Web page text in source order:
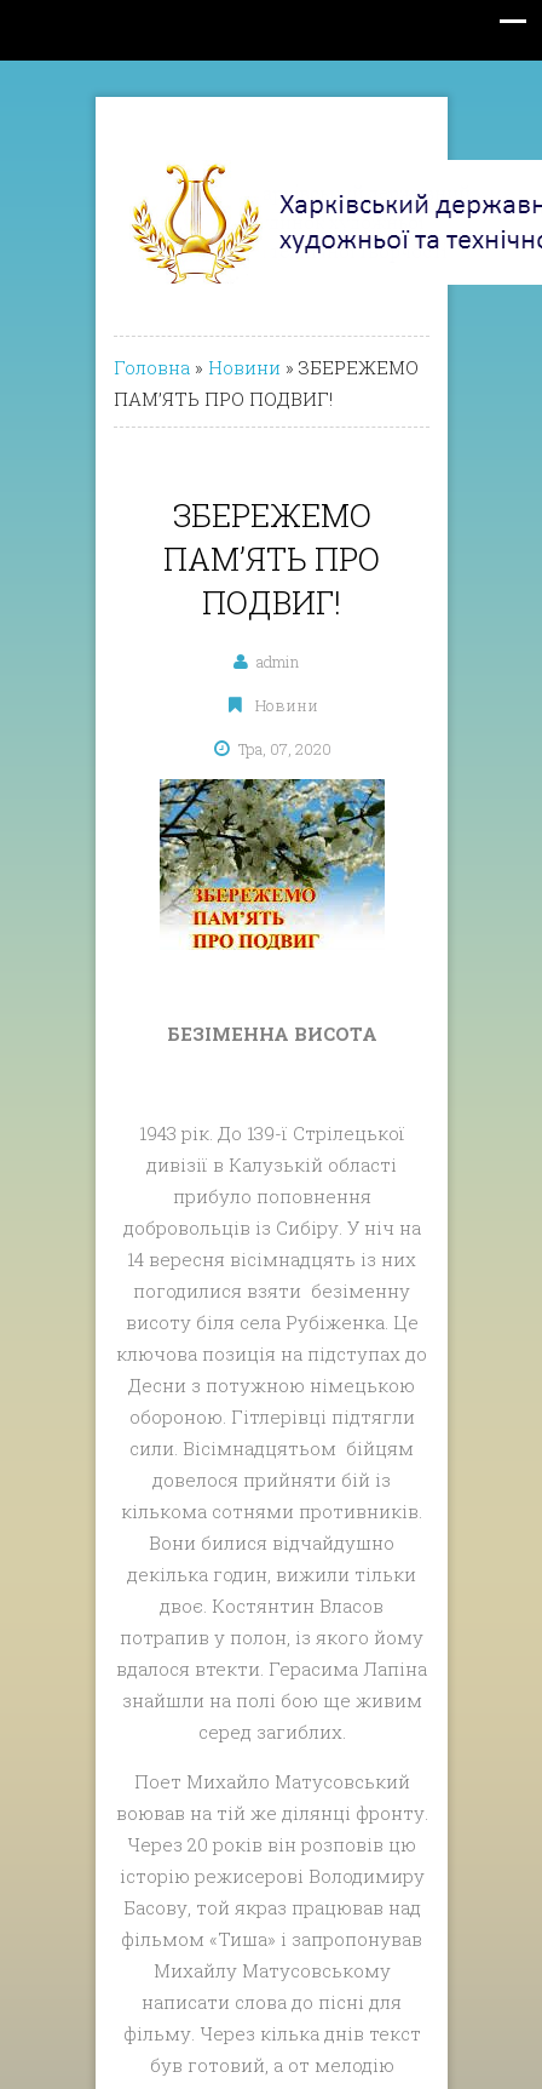
Головна » Новини » ЗБЕРЕЖЕМО
ПАМ’ЯТЬ ПРО ПОДВИГ!
ЗБЕРЕЖЕМО
ПАМ’ЯТЬ ПРО
ПОДВИГ!
admin
Новини
Тра, 07, 2020
БЕЗІМЕННА ВИСОТА
1943 рік. До 139-ї Стрілецької
дивізії в Калузькій області
прибуло поповнення
добровольців із Сибіру. У ніч на
14 вересня вісімнадцять із них
погодилися взяти безіменну
висоту біля села Рубіженка. Це
ключова позиція на підступах до
Десни з потужною німецькою
обороною. Гітлерівці підтягли
сили. Вісімнадцятьом бійцям
довелося прийняти бій із
кількома сотнями противників.
Вони билися відчайдушно
декілька годин, вижили тільки
двоє. Костянтин Власов
потрапив у полон, із якого йому
вдалося втекти. Герасима Лапіна
знайшли на полі бою ще живим
серед загиблих.
Поет Михайло Матусовський
воював на тій же ділянці фронту.
Через 20 років він розповів цю
історію режисерові Володимиру
Басову, той якраз працював над
фільмом «Тиша» і запропонував
Михайлу Матусовському
написати слова до пісні для
фільму. Через кілька днів текст
був готовий, а от мелодію